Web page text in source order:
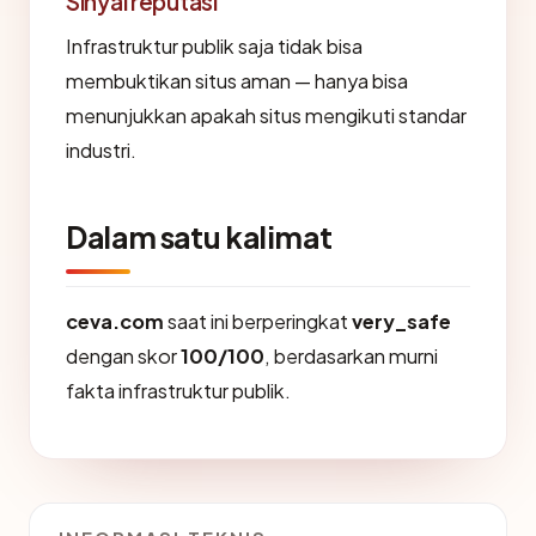
Infrastruktur publik saja tidak bisa
membuktikan situs aman — hanya bisa
menunjukkan apakah situs mengikuti standar
industri.
Dalam satu kalimat
ceva.comsaat ini berperingkatvery_safe
dengan skor100/100, berdasarkan murni
fakta infrastruktur publik.